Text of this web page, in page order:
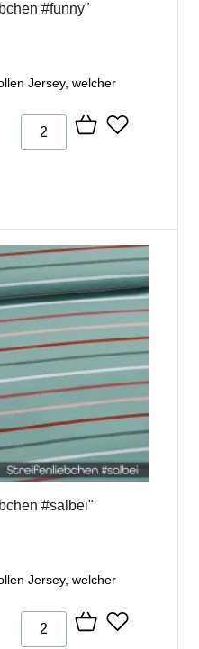
#funny"
Jersey, welcher
#salbei"
Jersey, welcher